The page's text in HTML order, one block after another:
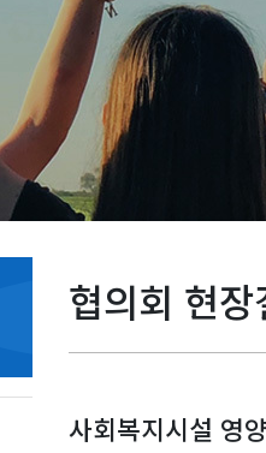
협의회 현장
사회복지시설 영